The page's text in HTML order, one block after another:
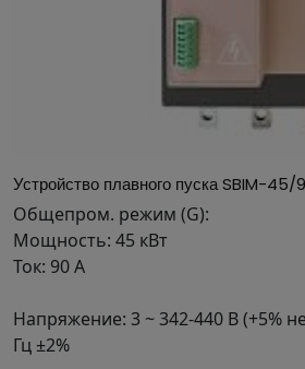
встроенным обводным
повышения надежности и
Быстросъемные клеммы
неправильного
Пружинные клеммы
подключать управляющие
Корпус сконструирован так,
НАСТРОЙКА И
Устройство плавного пуска SBIM-
Общепром. режим (G):
Мощность: 45 кВт
Ток: 90 А
Напряжение: 3 ~ 342-440 В (+5%
Гц ±2%